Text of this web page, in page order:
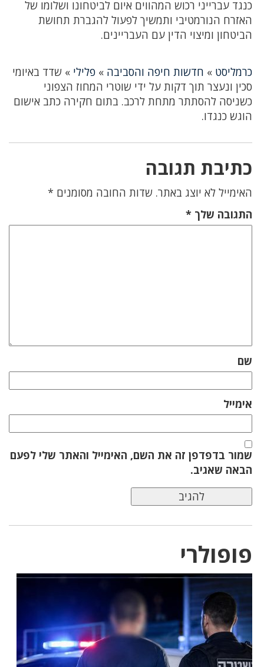
כנגד עברייני רכוש המהווים איום לביטחונו ושלומו של
האזרח הנורמטיבי ותמשיך לפעול להגברת תחושת
הביטחון ומיצוי הדין עם העבריינים.
כרמליסט » חדשות חיפה והסביבה » פלילי » שדד באיומי
סכין ונעצר תוך דקות על ידי שוטרי המחוז הצפוני
כשניסה להסתתר מתחת לרכב. בתום חקירה כתב אישום
הוגש כנגדו.
כתיבת תגובה
האימייל לא יוצג באתר. שדות החובה מסומנים *
התגובה שלך *
שם
אימייל
שמור בדפדפן זה את השם, האימייל והאתר שלי לפעם
הבאה שאגיב.
פופולרי